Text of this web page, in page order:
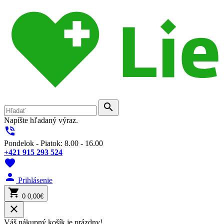
search
Napíšte hľadaný výraz.
phone_in_talk
Pondelok - Piatok: 8.00 - 16.00
+421 915 293 524
favorite
person Prihlásenie
shopping_cart 0 0,00€
close
Váš nákupný košík je prázdny!